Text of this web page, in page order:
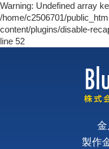
Warning: Undefined array
/home/c2506701/
content/plugins/disable-
line 52
製作